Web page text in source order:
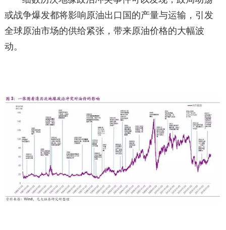
或战争爆发都将影响原油出口国的产量与运输，引发
全球原油市场的供给紧张，带来原油价格的大幅波
动。